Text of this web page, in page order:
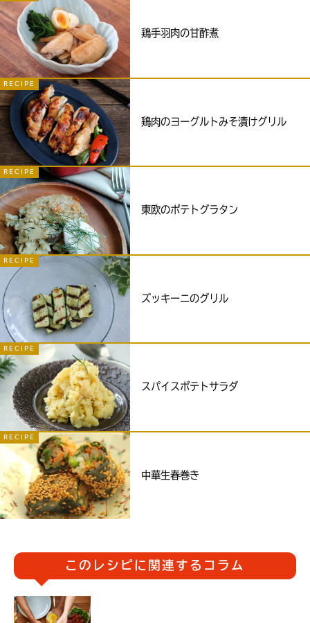
鶏手羽肉の甘酢煮
RECIPE
鶏肉のヨーグルトみそ漬けグリル
RECIPE
東欧のポテトグラタン
RECIPE
ズッキーニのグリル
RECIPE
スパイスポテトサラダ
RECIPE
中華生春巻き
このレシピに関連するコラム